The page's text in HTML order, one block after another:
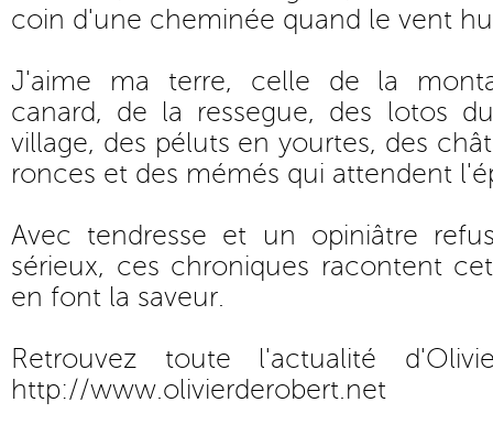
coin d'une cheminée quand le vent
J'aime ma terre, celle de la
canard, de la ressegue, des lotos
village, des péluts en yourtes, des
ronces et des mémés qui attendent
Avec tendresse et un opiniâtre
sérieux, ces chroniques racontent
en font la saveur.
Retrouvez toute l'actualité
http://www.olivierderobert.net